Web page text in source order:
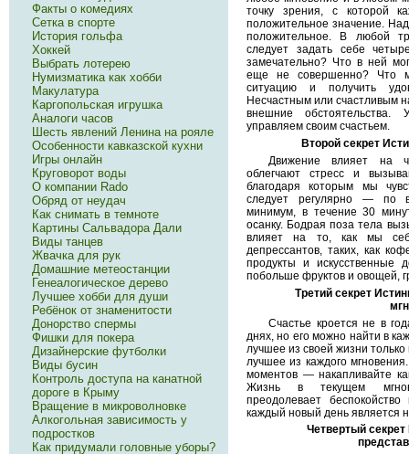
точку зрения, с которой
положительное значение.
положительное. В любой
следует задать себе
замечательно? Что в ней
еще не совершенно? Что
ситуацию и получить
Несчастным или счастливым
внешние
управляем своим счастьем.
Второй секрет
Движение влияет на
облегчают стресс и
благодаря которым мы
следует регулярно — по
минимум, в течение 30
осанку. Бодрая поза тела
влияет на то, как мы
депрессантов, таких, как
продукты и искусственные
побольше фруктов и овощей,
Третий секрет
Счастье кроется не в
днях, но его можно найти в
лучшее из своей жизни
лучшее из каждого
моментов — накапливайте
Жизнь в текущем
преодолевает
каждый новый день является
Четвертый
Факты о комедиях
Сетка в спорте
История гольфа
Хоккей
Выбрать лотерею
Нумизматика как хобби
Макулатура
Каргопольская игрушка
Аналоги часов
Шесть явлений Ленина на рояле
Особенности кавказской кухни
Игры онлайн
Круговорот воды
О компании Rado
Обряд от неудач
Как снимать в темноте
Картины Сальвадора Дали
Виды танцев
Жвачка для рук
Домашние метеостанции
Генеалогическое дерево
Лучшее хобби для души
Ребёнок от знаменитости
Донорство спермы
Фишки для покера
Дизайнерские футболки
Виды бусин
Контроль доступа на канатной
дороге в Крыму
Вращение в микроволновке
Алкогольная зависимость у
подростков
Как придумали головные уборы?